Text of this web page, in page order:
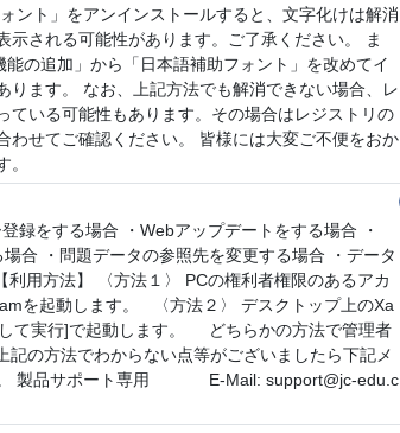
ント」をアンインストールすると、文字化けは解消
示される可能性があります。ご了承ください。 ま
の追加」から「日本語補助フォント」を改めてイ
ります。 なお、上記方法でも解消できない場合、レ
ている可能性もあります。その場合はレジストリの
わせてご確認ください。 皆様には大変ご不便をおか
録をする場合 ・Webアップデートをする場合 ・
合 ・問題データの参照先を変更する場合 ・データ
用方法】 〈方法１〉 PCの権利者権限のあるアカ
を起動します。 〈方法２〉 デスクトップ上のXa
て実行]で起動します。 どちらかの方法で管理者
の方法でわからない点等がございましたら下記メ
。 製品サポート専用 E-Mail: support@jc-edu.c